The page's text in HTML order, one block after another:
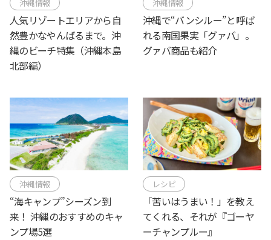
沖縄情報
人気リゾートエリアから自
然豊かなやんばるまで。沖
縄のビーチ特集（沖縄本島
北部編）
沖縄情報
沖縄で“バンシルー”と呼ば
れる南国果実「グァバ」。
グァバ商品も紹介
沖縄情報
“海キャンプ”シーズン到
来！ 沖縄のおすすめのキャ
ンプ場5選
レシピ
「苦いはうまい！」を教え
てくれる、それが『ゴーヤ
ーチャンプルー』